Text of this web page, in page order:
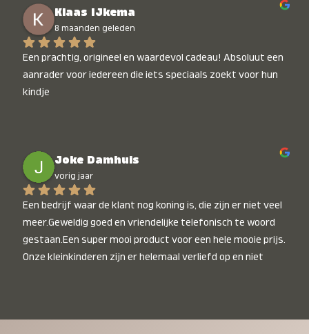
Klaas IJkema
8 maanden geleden
Een prachtig, origineel en waardevol cadeau! Absoluut een
aanrader voor iedereen die iets speciaals zoekt voor hun
kindje
Joke Damhuis
vorig jaar
Een bedrijf waar de klant nog koning is, die zijn er niet veel
meer.Geweldig goed en vriendelijke telefonisch te woord
gestaan.Een super mooi product voor een hele mooie prijs.
Onze kleinkinderen zijn er helemaal verliefd op en niet